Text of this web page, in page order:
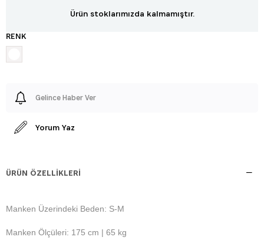
Ürün stoklarımızda kalmamıştır.
RENK
Gelince Haber Ver
Yorum Yaz
ÜRÜN ÖZELLIKLERI
Manken Üzerindeki Beden: S-M
Manken Ölçüleri: 175 cm | 65 kg